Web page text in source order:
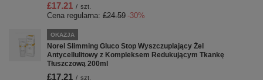
£17.21 / szt.
Cena regularna: £24.59 -30%
OKAZJA
Norel Slimming Gluco Stop Wyszczuplający Żel
Antycellulitowy z Kompleksem Redukującym Tkankę
Tłuszczową 200ml
£17.21 / szt.